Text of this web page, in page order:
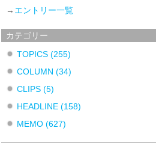
→ エントリー一覧
カテゴリー
TOPICS (255)
COLUMN (34)
CLIPS (5)
HEADLINE (158)
MEMO (627)